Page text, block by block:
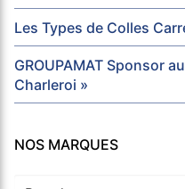
Les Types de Colles
GROUPAMAT Sponsor
Charleroi »
NOS MARQUES